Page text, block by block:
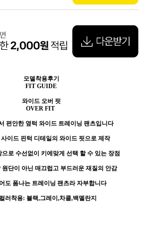
모델착용후기
FIT GUIDE
와이드 오버 핏
OVER FIT
편안한 옆턱 와이드 트레이닝 팬츠입니다
이드 핀턱 디테일의 와이드 핏으로 제작
으로 수선없이 키에맞게 선택 할 수 있는 장점
원단이 아닌 매끄럽고 부드러운 재질의 안감
도 폼나는 트레이닝 팬츠라 자부합니다
러착용: 블랙,그레이,차콜,백멜란지